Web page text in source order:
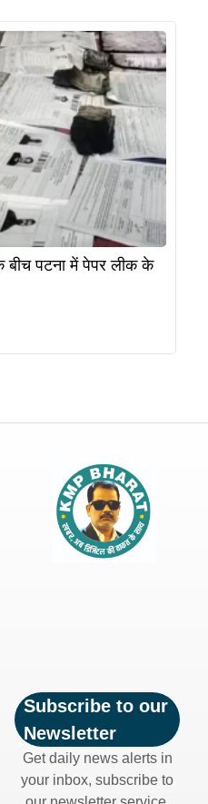
बीच पटना में पेपर लीक के
Subscribe to our
Newsletter
Get daily news alerts in
your inbox, subscribe to